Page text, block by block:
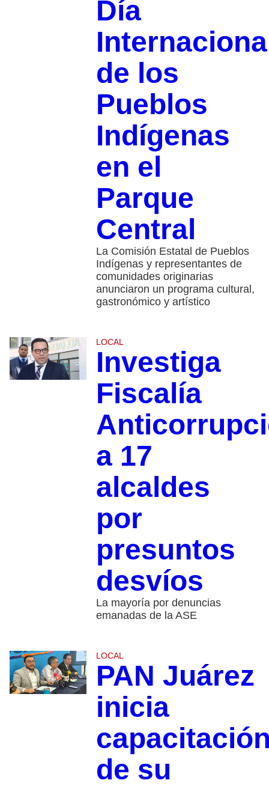
Día
de los
Pueblos
Indígenas
en el
Parque
Central
La Comisión Estatal de Pueblos
Indígenas y representantes de
comunidades originarias
anunciaron un programa cultural,
gastronómico y artístico
LOCAL
Investiga
Fiscalía
a 17
alcaldes
por
presuntos
desvíos
La mayoría por denuncias
emanadas de la ASE
LOCAL
PAN Juárez
inicia
de su